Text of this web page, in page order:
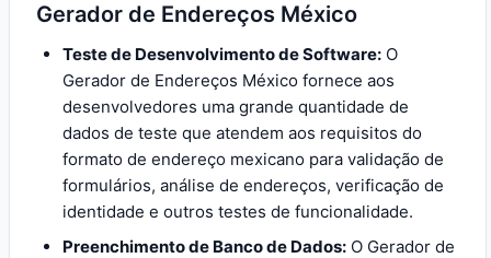
Gerador de Endereços México
Teste de Desenvolvimento de Software: O
Gerador de Endereços México fornece aos
desenvolvedores uma grande quantidade de
dados de teste que atendem aos requisitos do
formato de endereço mexicano para validação de
formulários, análise de endereços, verificação de
identidade e outros testes de funcionalidade.
Preenchimento de Banco de Dados: O Gerador de